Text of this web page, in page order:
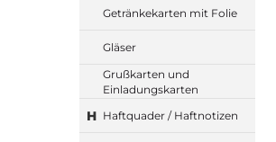
Getränkekarten mit Folie
Gläser
Grußkarten und
Einladungskarten
H Haftquader / Haftnotizen